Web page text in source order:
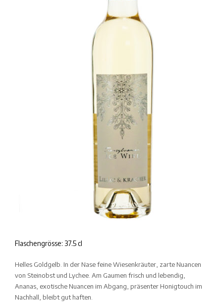
Flaschengrösse: 37.5 cl
Helles Goldgelb. In der Nase feine Wiesenkräuter, zarte Nuancen
von Steinobst und Lychee. Am Gaumen frisch und lebendig,
Ananas, exotische Nuancen im Abgang, präsenter Honigtouch im
Nachhall, bleibt gut haften.